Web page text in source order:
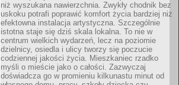
niż wyszukana nawierzchnia. Zwykły chodnik bez
uskoku potrafi poprawić komfort życia bardziej niż
efektowna instalacja artystyczna. Szczególnie
istotna staje się dziś skala lokalna. To nie w
centrum wielkich wydarzeń, lecz na poziomie
dzielnicy, osiedla i ulicy tworzy się poczucie
codziennej jakości życia. Mieszkaniec rzadko
myśli o mieście jako o całości. Zazwyczaj
doświadcza go w promieniu kilkunastu minut od